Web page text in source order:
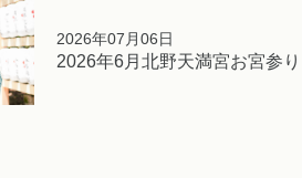
2026年07月06日
2026年6月北野天満宮お宮参り